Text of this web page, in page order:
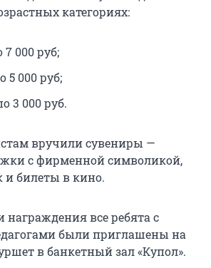
категориях:
7 000 руб;
5 000 руб;
3 000 руб.
вручили сувениры —
с фирменной символикой,
и билеты в кино.
награждения все ребята с
были приглашены на
в банкетный зал «Купол».